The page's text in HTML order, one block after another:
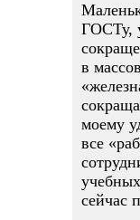
ГОСТу,
в
моему
все
сейчас